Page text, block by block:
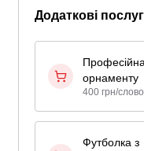
Додаткові
орнаменту
400 грн/слово
Футболка з